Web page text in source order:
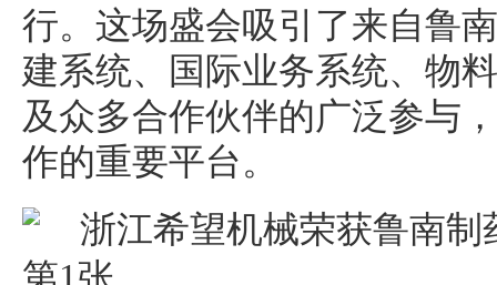
行。这场盛会吸引了来自鲁
建系统、国际业务系统、物
及众多合作伙伴的广泛参与
作的重要平台。